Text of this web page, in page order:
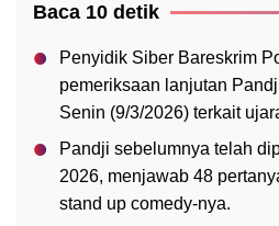
Baca 10 detik
Penyidik Siber Bareskrim
pemeriksaan lanjutan
Senin (9/3/2026) terkait
Pandji sebelumnya telah
2026, menjawab 48
stand up comedy-nya.